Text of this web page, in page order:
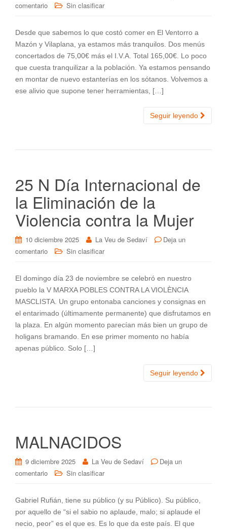
comentario
Sin clasificar
Desde que sabemos lo que costó comer en El Ventorro a
Mazón y Vilaplana, ya estamos más tranquilos. Dos menús
concertados de 75,00€ más el I.V.A. Total 165,00€. Lo poco
que cuesta tranquilizar a la población. Ya estamos pensando
en montar de nuevo estanterías en los sótanos. Volvemos a
ese alivio que supone tener herramientas, […]
Seguir leyendo
25 N Día Internacional de
la Eliminación de la
Violencia contra la Mujer
10 diciembre 2025 La Veu de Sedaví
Deja un
comentario
Sin clasificar
El domingo día 23 de noviembre se celebró en nuestro
pueblo la V MARXA POBLES CONTRA LA VIOLÈNCIA
MASCLISTA. Un grupo entonaba canciones y consignas en
el entarimado (últimamente permanente) que disfrutamos en
la plaza. En algún momento parecían más bien un grupo de
holigans bramando. En ese primer momento no había
apenas público. Solo […]
Seguir leyendo
MALNACIDOS
9 diciembre 2025 La Veu de Sedaví
Deja un
comentario
Sin clasificar
Gabriel Rufián, tiene su público (y su Público). Su público,
por aquello de “si el sabio no aplaude, malo; si aplaude el
necio, peor” es el que es. Es lo que da este país. El que